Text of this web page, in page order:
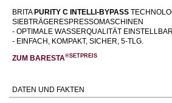
BRITAPURITY C INTELLI-BYPASS
SIEBTRÄGERESPRESSOMASCHINEN
- OPTIMALE WASSERQUALITÄT EINSTELLBAR
- EINFACH, KOMPAKT, SICHER, 5-TLG.
ZUM BARESTA®SETPREIS
DATEN UND FAKTEN